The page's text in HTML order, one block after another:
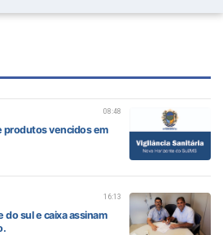
08:48
produtos vencidos em
16:13
sul e caixa assinam